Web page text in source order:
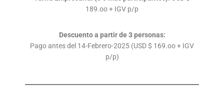
189.oo + IGV p/p
Descuento a partir de 3 personas:
Pago antes del 14-Febrero-2025 (USD $ 169.oo + IGV
p/p)